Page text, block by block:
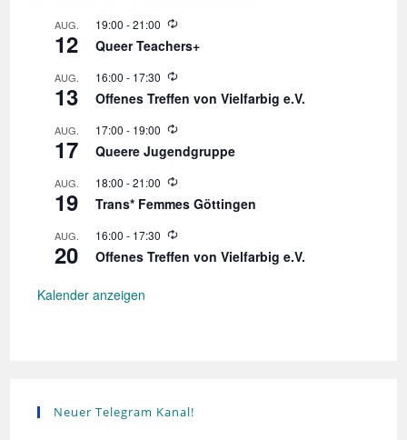
AUG.
12
19:00 -21:00
W
e
e
r
o
u
g
Queer Teachers+
AUG.
13
16:00 - 17:30
W
e
e
r
o
u
g
Offenes Treffen von Vielfarbig e.V.
AUG.
17
17:00 - 19:00
W
e
e
r
o
u
Queere Jugendgruppe
AUG.
19
18:00 -21:00
W
e
e
r
Trans* Femmes Göttingen
AUG.
20
16:00 - 17:30
W
e
Offenes Treffen von Vielfarbig e.V.
Kalender anzeigen
Neuer Telegram Kanal!